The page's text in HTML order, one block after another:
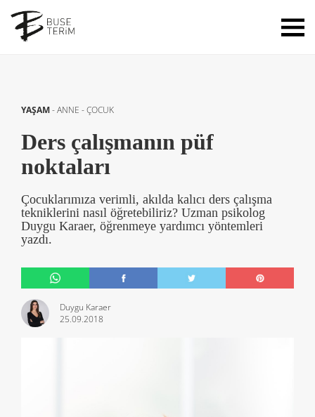
YAŞAM-ANNE - ÇOCUK
Ders çalışmanın püf
noktaları
Çocuklarımıza verimli, akılda kalıcı ders çalışma
tekniklerini nasıl öğretebiliriz? Uzman psikolog
Duygu Karaer, öğrenmeye yardımcı yöntemleri
yazdı.
Duygu Karaer
25.09.2018